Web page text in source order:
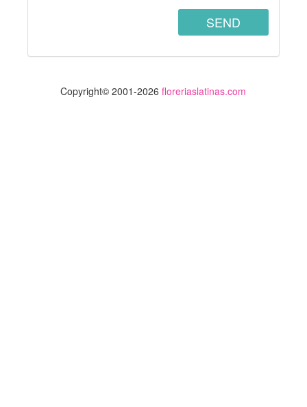
SEND
Copyright© 2001-2026floreriaslatinas.com